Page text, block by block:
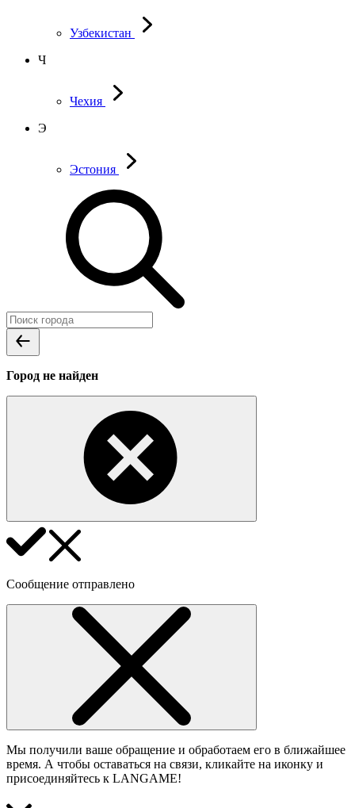
Узбекистан
Ч
Чехия
Э
Эстония
Город не найден
Сообщение отправлено
Мы получили ваше обращение и обработаем его в ближайшее
время. А чтобы оставаться на связи, кликайте на иконку и
присоединяйтесь к LANGAME!